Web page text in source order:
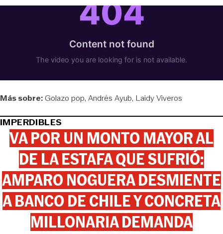
Más sobre:Golazo pop Andrés Ayub Laidy Viveros
IMPERDIBLES
VA POR UN MONTO MAYOR AL
DE LA ESTAFA QUE SUFRIÓ:
AMPARO NOGUERA DESMIENTE
A BANCO DE CHILE Y CONCRETA
MILLONARIA DEMANDA